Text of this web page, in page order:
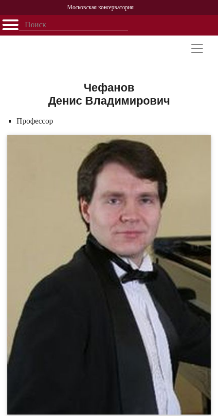
Московская консерватория
Открыть - закрыть
Персоналии
История
Чефанов
Денис Владимирович
Профессор